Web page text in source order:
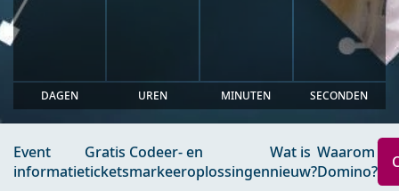
DAGEN UREN MINUTEN SECONDEN
Event
informatie
Gratis
tickets
Codeer- en
markeeroplossingen
Wat is
nieuw?
Waarom
Domino?